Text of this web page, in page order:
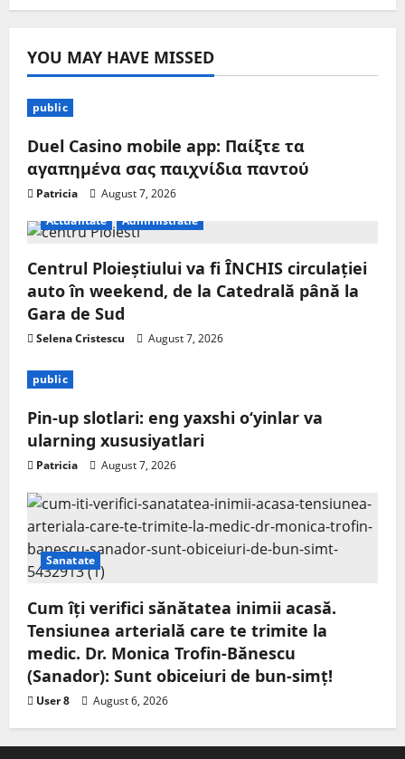
YOU MAY HAVE MISSED
public
Duel Casino mobile app: Παίξτε τα
αγαπημένα σας παιχνίδια παντού
Patricia
August 7, 2026
Actualitate
Administratie
Centrul Ploieștiului va fi ÎNCHIS circulației
auto în weekend, de la Catedrală până la
Gara de Sud
Selena Cristescu August 7, 2026
public
Pin-up slotlari: eng yaxshi o‘yinlar va
ularning xususiyatlari
Patricia August 7, 2026
Sanatate
Cum îți verifici sănătatea inimii acasă.
Tensiunea arterială care te trimite la
medic. Dr. Monica Trofin-Bănescu
(Sanador): Sunt obiceiuri de bun-simț!
User 8 August 6, 2026